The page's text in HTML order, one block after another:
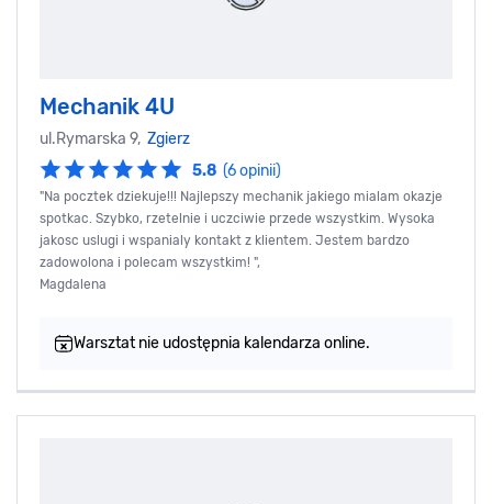
Mechanik 4U
ul.Rymarska 9, Zgierz
5.8 (6 opinii)
"Na pocztek dziekuje!!! Najlepszy mechanik jakiego mialam okazje
spotkac. Szybko, rzetelnie i uczciwie przede wszystkim. Wysoka
jakosc uslugi i wspanialy kontakt z klientem. Jestem bardzo
zadowolona i polecam wszystkim! ",
Magdalena
Warsztat nie udostępnia kalendarza online.